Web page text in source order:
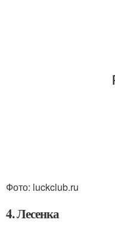
Фото: luckclub.ru
4. Лесенка